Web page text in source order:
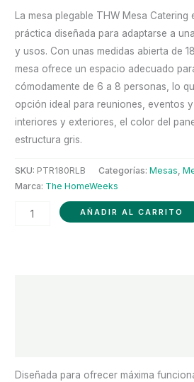
precio
original
era:
65,95 €.
precio
actual
es:
48,94 €.
La mesa plegable THW Mesa
práctica diseñada para adaptarse a
y usos. Con unas medidas abierta de
mesa ofrece un espacio adecuado
cómodamente de 6 a 8 personas, lo
opción ideal para reuniones, eventos
interiores y exteriores, el color del
estructura gris.
SKU: PTR180RLB Categorías:Mesas,
Marca: The HomeWeeks
Mesa
74cm
AÑADIR AL CARRITO
Diseñada para ofrecer máxima